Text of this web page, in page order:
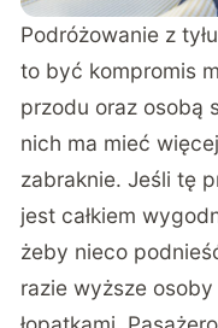
Podróżowanie z
to być kompromis
przodu oraz osobą
nich ma mieć
zabraknie. Jeśli tę
jest całkiem
żeby nieco
razie wyższe